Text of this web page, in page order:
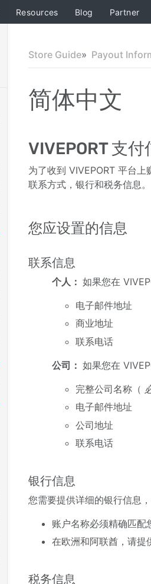
Resources Blog Partner
Store Guide Payout
简体中文
VIVEPORT 支付
为了收到 VIVEPORT 平台
联系方式，银行和税务信息。
您应设置的信息
联系信息
个人： 如果您在
电子邮件地址
商业地址
联系电话
公司： 如果您在
完整公司名称（
电子邮件地址
公司地址
联系电话
银行信息
您需要提供详细的银行信息
账户名称必须精确匹配
在欧洲和阿联酋，请提
税务信息